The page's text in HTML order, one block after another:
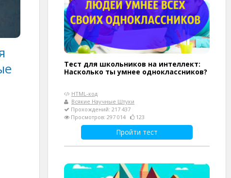
Тест для школьников на интеллект:
Насколько ты умнее одноклассников?
HTML-код
Всякие Научные Штуки
Прохождений: 217 437
Просмотров: 297 014
123
Пройти тест